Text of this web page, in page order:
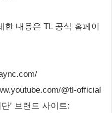
한 내용은 TL 공식 홈페이
@tl-official
’ 브랜드 사이트: